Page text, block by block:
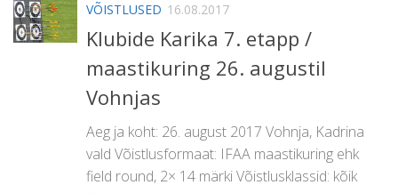
VÕISTLUSED 16.08.2017
Klubide Karika 7. etapp /
maastikuring 26. augustil
Vohnjas
Aeg ja koht: 26. august 2017 Vohnja, Kadrina
vald Võistlusformaat: IFAA maastikuring ehk
field round, 2× 14 märki Võistlusklassid: kõik